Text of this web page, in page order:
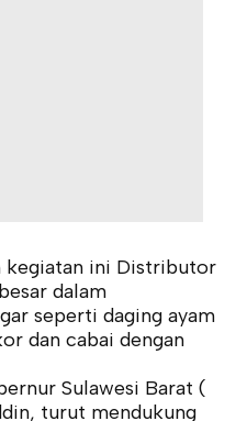
kegiatan ini Distributor
dalam
seperti daging ayam
dan cabai dengan
Sulawesi Barat (
turut mendukung